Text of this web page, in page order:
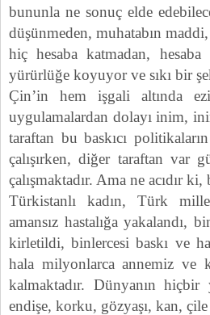
bununla ne sonuç elde
düşünmeden, muhatabın
hiç hesaba katmadan,
yürürlüğe koyuyor ve sıkı bir
Çin’in hem işgali altında
uygulamalardan dolayı inim,
taraftan bu baskıcı
çalışırken, diğer taraftan var
çalışmaktadır. Ama ne acıdır
Türkistanlı kadın, Türk
amansız hastalığa yakalandı,
kirletildi, binlercesi baskı ve
hala milyonlarca annemiz ve
kalmaktadır. Dünyanın
endişe, korku, gözyaşı, kan,